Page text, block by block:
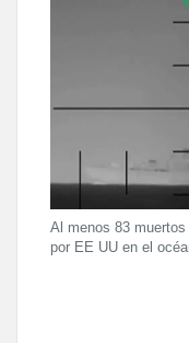
Al menos 83
por EE UU en el